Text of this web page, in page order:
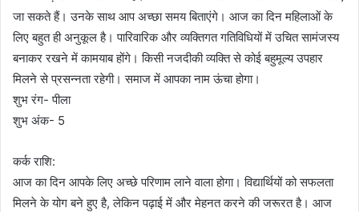
जा सकते हैं। उनके साथ आप अच्छा समय बिताएंगे। आज का दिन महिलाओं के
लिए बहुत ही अनुकूल है। पारिवारिक और व्यक्तिगत गतिविधियों में उचित सामंजस्य
बनाकर रखने में कामयाब होंगे। किसी नजदीकी व्यक्ति से कोई बहुमूल्य उपहार
मिलने से प्रसन्नता रहेगी। समाज में आपका नाम ऊंचा होगा।
शुभ रंग- पीला
शुभ अंक- 5
कर्क राशि:
आज का दिन आपके लिए अच्छे परिणाम लाने वाला होगा। विद्यार्थियों को सफलता
मिलने के योग बने हुए है, लेकिन पढ़ाई में और मेहनत करने की जरूरत है। आज